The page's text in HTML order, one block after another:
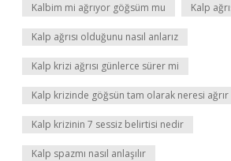
Kalbim mi ağrıyor göğsüm mu Kalp
Kalp ağrısı olduğunu nasıl anlarız
Kalp krizi ağrısı günlerce sürer mi
Kalp krizinde göğsün tam olarak neresi ağrır
Kalp krizinin 7 sessiz belirtisi nedir
Kalp spazmı nasıl anlaşılır